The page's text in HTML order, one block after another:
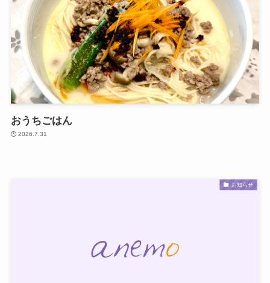
おうちごはん
2026.7.31
お知らせ